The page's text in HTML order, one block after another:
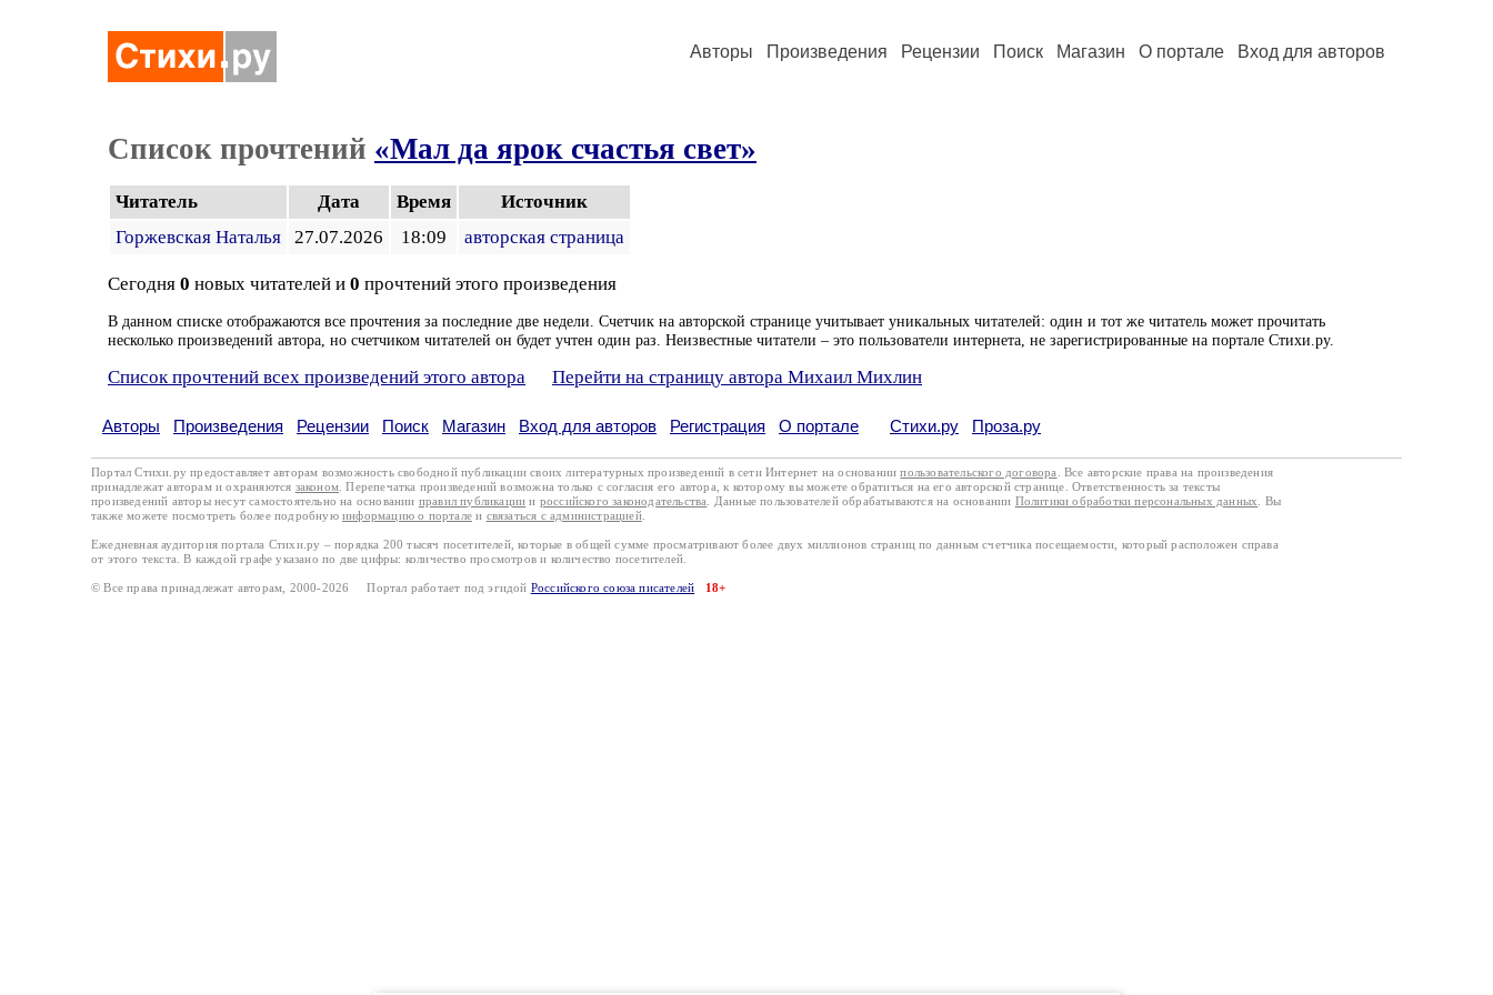
Авторы Произведения Рецензии Поиск Магазин О портале Вход для авторов
Список прочтений «Мал да ярок счастья свет»
Читатель Дата Время
Источник
Горжевская Наталья
27.07.2026 18:09 авторская страница
Сегодня 0 новых читателей и 0 прочтений этого произведения
В данном списке отображаются все прочтения за последние две недели. Счетчик на авторской странице учитывает уникальных читателей: один и тот же читатель может прочитать
несколько произведений автора, но счетчиком читателей он будет учтен один раз. Неизвестные читатели – это пользователи интернета, не зарегистрированные на портале Стихи.ру.
Список прочтений всех произведений этого автора Перейти на страницу автора Михаил Михлин
Авторы Произведения Рецензии Поиск Магазин Вход для авторов Регистрация О портале Стихи.ру Проза.ру
Портал Стихи.ру предоставляет авторам возможность свободной публикации своих литературных произведений в сети Интернет на основаниипользовательского договора
. Все авторские права на произведения
принадлежат авторам и охраняются законом . Перепечатка произведений возможна только с согласия его автора, к которому вы можете обратиться на его авторской странице. Ответственность за тексты
произведений авторы несут самостоятельно на основании правил публикации и российского законодательства . Данные пользователей обрабатываются на основании Политики обработки персональных данных
. Вы
также можете посмотреть более подробную информацию о портале и связаться с администрацией.
Ежедневная аудитория портала Стихи.ру – порядка 200 тысяч посетителей, которые в общей сумме просматривают более двух миллионов страниц по данным счетчика посещаемости, который расположен справа
от этого текста. В каждой графе указано по две цифры: количество просмотров и количество посетителей.
© Все права принадлежат авторам, 2000-2026 Портал работает под эгидой Российского союза писателей 18+